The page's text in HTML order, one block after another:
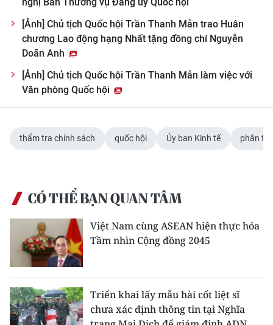
[Ảnh] Chủ tịch Quốc hội Trần Thanh Mẫn trao Huân
chương Lao động hạng Nhất tặng đồng chí Nguyễn
Doãn Anh
[Ảnh] Chủ tịch Quốc hội Trần Thanh Mẫn làm việc với
Văn phòng Quốc hội
thẩm tra chính sách quốc hội Ủy ban Kinh tế phân
CÓ THỂ BẠN QUAN TÂM
Việt Nam cùng ASEAN hiện thực hóa
Tầm nhìn Cộng đồng 2045
Triển khai lấy mẫu hài cốt liệt sĩ
chưa xác định thông tin tại Nghĩa